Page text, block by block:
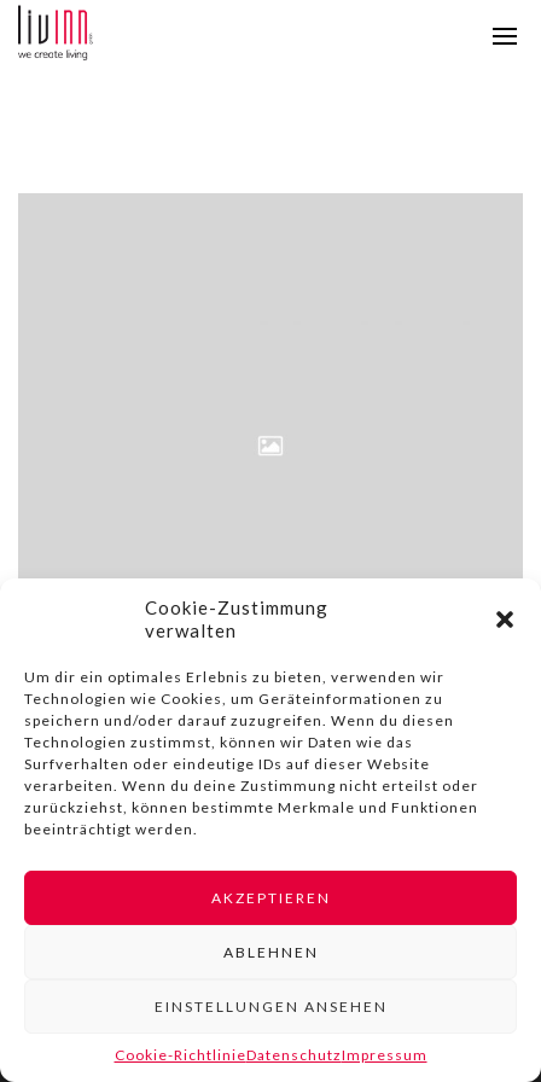
Cookie-Zustimmung
verwalten
Um dir ein optimales Erlebnis zu bieten, verwenden wir
Technologien wie Cookies, um Geräteinformationen zu
speichern und/oder darauf zuzugreifen. Wenn du diesen
Technologien zustimmst, können wir Daten wie das
Surfverhalten oder eindeutige IDs auf dieser Website
verarbeiten. Wenn du deine Zustimmung nicht erteilst oder
zurückziehst, können bestimmte Merkmale und Funktionen
beeinträchtigt werden.
AKZEPTIEREN
ABLEHNEN
EINSTELLUNGEN ANSEHEN
Cookie-RichtlinieDatenschutzImpressum
© COPYRIGHT BY LIVINN |IMPRESSUM